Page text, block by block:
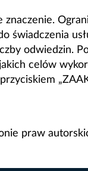
świadczenia
odwiedzin.
celów
praw